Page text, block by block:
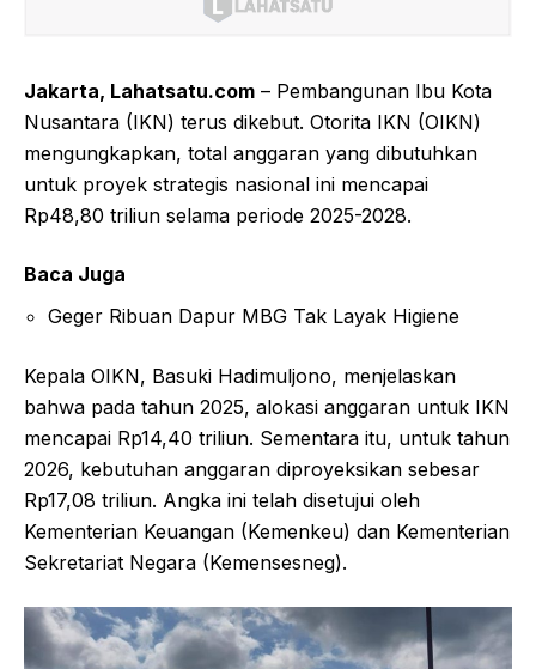
Jakarta, Lahatsatu.com – Pembangunan Ibu Kota
Nusantara (IKN) terus dikebut. Otorita IKN (OIKN)
mengungkapkan, total anggaran yang dibutuhkan
untuk proyek strategis nasional ini mencapai
Rp48,80 triliun selama periode 2025-2028.
Baca Juga
Geger Ribuan Dapur MBG Tak Layak Higiene
Kepala OIKN, Basuki Hadimuljono, menjelaskan
bahwa pada tahun 2025, alokasi anggaran untuk IKN
mencapai Rp14,40 triliun. Sementara itu, untuk tahun
2026, kebutuhan anggaran diproyeksikan sebesar
Rp17,08 triliun. Angka ini telah disetujui oleh
Kementerian Keuangan (Kemenkeu) dan Kementerian
Sekretariat Negara (Kemensesneg).